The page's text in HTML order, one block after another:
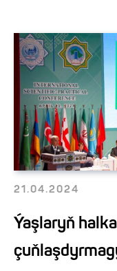
21.04.2024
Ýaşlaryň